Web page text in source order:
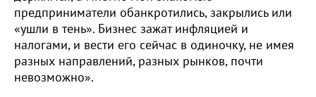
предприниматели обанкротились, закрылись или
«ушли в тень». Бизнес зажат инфляцией и
налогами, и вести его сейчас в одиночку, не имея
разных направлений, разных рынков, почти
невозможно».